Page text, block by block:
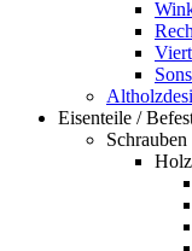
Eisenteile /
Schrauben